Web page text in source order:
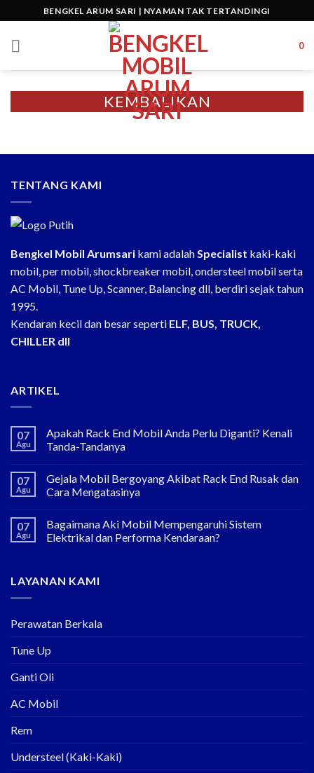
to
content
BENGKEL ARUM SARI | NYAMAN TAK TERTANDINGI
0
KEMBALIKAN
KENYAMANAN MOBIL
Jangan biarkan kaki-kaki mobil berisik dan setir
untuk performa mobil yang kembali prima dan
TENTANG KAMI
Bengkel Mobil Arumsari kami adalahSpecialist kaki-kaki
mobil, per mobil, shockbreaker mobil, ondersteel mobil serta
AC Mobil, Tune Up, Scanner, Balancing dll, berdiri sejak tahun
1995.
Kendaran kecil dan besar seperti ELF, BUS, TRUCK,
CHILLER dll
ARTIKEL
07
Agu
Apakah Rack End Mobil Anda Perlu Diganti? Kenali
Tanda-Tandanya
07
Agu
Gejala Mobil Bergoyang Akibat Rack End Rusak dan
Cara Mengatasinya
07
Agu
Bagaimana Aki Mobil Mempengaruhi Sistem
Elektrikal dan Performa Kendaraan?
LAYANAN KAMI
Perawatan Berkala
Tune Up
Ganti Oli
AC Mobil
Rem
Understeel (Kaki-Kaki)